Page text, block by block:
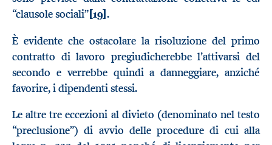
“clausole sociali”[19].
È evidente che ostacolare la risoluzione del primo
contratto di lavoro pregiudicherebbe l’attivarsi del
secondo e verrebbe quindi a danneggiare, anziché
favorire, i dipendenti stessi.
Le altre tre eccezioni al divieto (denominato nel testo
“preclusione”) di avvio delle procedure di cui alla